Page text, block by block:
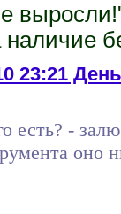
наличие
23:21
есть? -
оно